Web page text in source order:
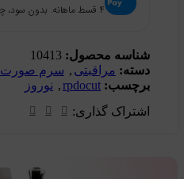
۴ قسط ماهانه. بدون سود، چک و ضامن.
شناسه محصول: 10413
دسته: مراقبتی , سرم صورت
برچسب: rpdocut
, نوروز
اشتراک گذاری: